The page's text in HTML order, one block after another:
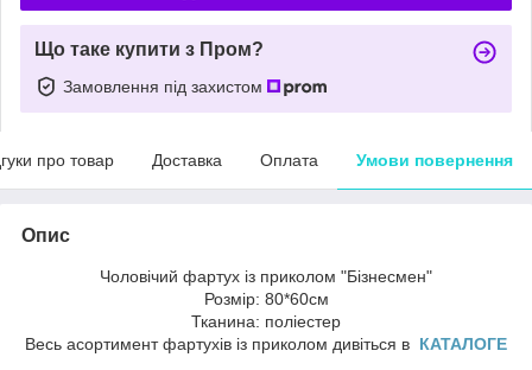
Що таке купити з Пром?
Замовлення під захистом
про товар Доставка Оплата Умови повернення
Опис
Чоловічий фартух із приколом "Бізнесмен"
Розмір: 80*60см
Тканина: поліестер
Весь асортимент фартухів із приколом дивіться в КАТАЛОГЕ